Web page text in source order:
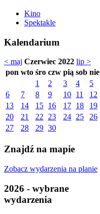
Kino
Spektakle
Kalendarium
< maj Czerwiec 2022 lip >
pon wto śro czw pią sob nie
1
2 3 4
5
6
7 8 9 10 11
12
13
14 15 16 17 18
19
20
21 22 23 24 25
26
27
28 29 30
Znajdź na mapie
Zobacz wydarzenia na planie
2026 - wybrane
wydarzenia